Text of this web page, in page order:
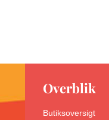
Overblik
Butiksoversigt